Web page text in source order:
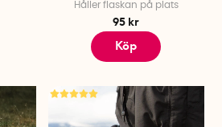
Håller flaskan på plats
95 kr
Köp